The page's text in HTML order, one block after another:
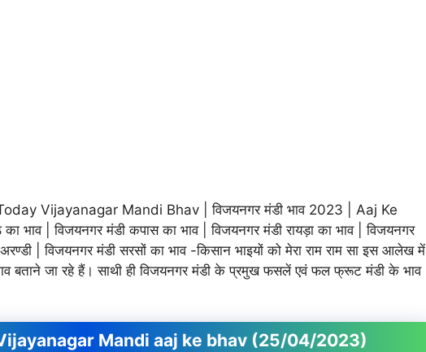
Vijayanagar Mandi Bhav | विजयनगर मंडी भाव 2023 | Aaj Ke
| विजयनगर मंडी कपास का भाव | विजयनगर मंडी रायड़ा का भाव | विजयनगर
| विजयनगर मंडी सरसों का भाव -किसान भाइयों को मेरा राम राम सा इस आलेख में
बताने जा रहे हैं। साथी ही विजयनगर मंडी के प्रमुख फसलें एवं फल फ्रूट मंडी के भाव
Vijayanagar Mandi aaj ke bhav (25/04/2023)